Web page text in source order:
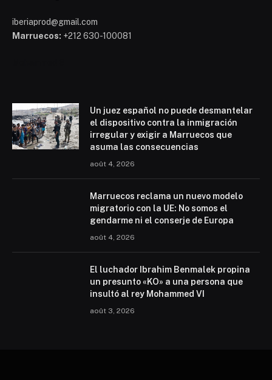
iberiaprod@gmail.com
Marruecos: +212 630-100081
Un juez español no puede desmantelar
el dispositivo contra la inmigración
irregular y exigir a Marruecos que
asuma las consecuencias
août 4, 2026
Marruecos reclama un nuevo modelo
migratorio con la UE: No somos el
gendarme ni el conserje de Europa
août 4, 2026
El luchador Ibrahim Benmalek propina
un presunto «KO» a una persona que
insultó al rey Mohammed VI
août 3, 2026